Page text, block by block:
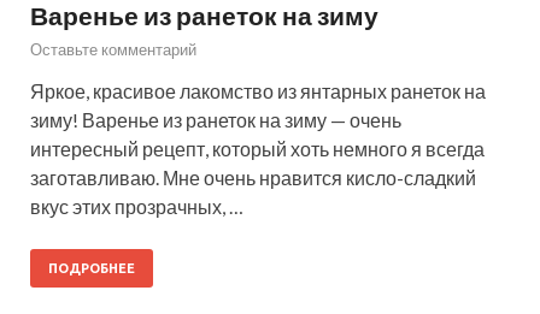
Варенье из ранеток на зиму
Оставьте комментарий
Яркое, красивое лакомство из янтарных ранеток на
зиму! Варенье из ранеток на зиму — очень
интересный рецепт, который хоть немного я всегда
заготавливаю. Мне очень нравится кисло-сладкий
вкус этих прозрачных, …
ПОДРОБНЕЕ